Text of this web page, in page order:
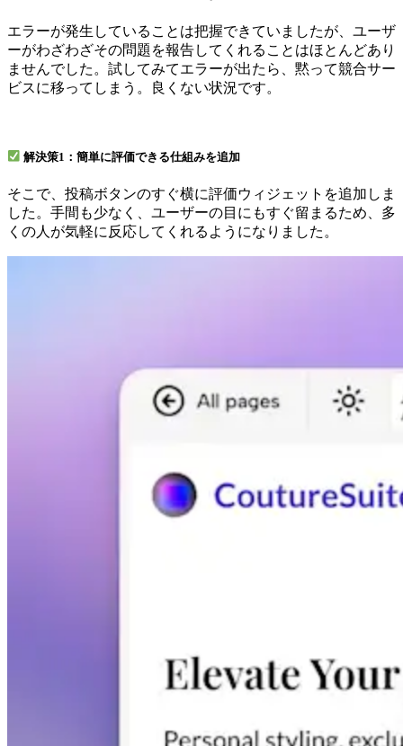
エラーが発生していることは把握できていましたが、ユーザ
ーがわざわざその問題を報告してくれることはほとんどあり
ませんでした。試してみてエラーが出たら、黙って競合サー
ビスに移ってしまう。良くない状況です。
解決策1：簡単に評価できる仕組みを追加
そこで、投稿ボタンのすぐ横に評価ウィジェットを追加しま
した。手間も少なく、ユーザーの目にもすぐ留まるため、多
くの人が気軽に反応してくれるようになりました。